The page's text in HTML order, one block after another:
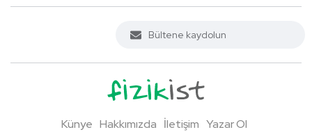
Künye Hakkımızda İletişim Yazar Ol